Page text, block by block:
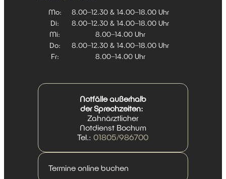
Mo:
8.00–12.30 & 14.00–18.00 Uhr
Di:
8.00–12.30 & 14.00–18.00 Uhr
Mi:
8.00–14.00 Uhr
Do:
8.00–12.30 & 14.00–18.00 Uhr
Fr:
8.00–14.00 Uhr
Notfälle außerhalb
der Sprechzeiten:
Zahnärztlicher
Notdienst Bochum
Tel.:01805/986700
Termine online buchen